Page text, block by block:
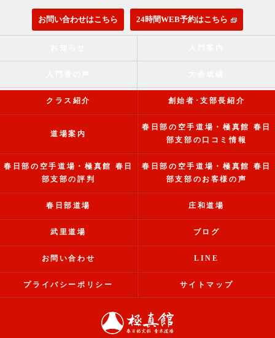
お問い合わせはこちら 24時間WEB予約はこちら
クラス紹介 創始者･支部長紹介
道場案内
春日部の空手道場・極真館 春日
部支部の口コミ情報
春日部の空手道場・極真館 春日
部支部の評判
春日部の空手道場・極真館 春日
部支部のお客様の声
春日部道場 庄和道場
武里道場 ブログ
お問い合わせ LINE
プライバシーポリシー サイトマップ